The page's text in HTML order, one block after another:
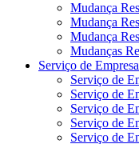
Mudança
Mudança
Mudança
Mudanças
Serviço de
Serviço de
Serviço de
Serviço de
Serviço de
Serviço de